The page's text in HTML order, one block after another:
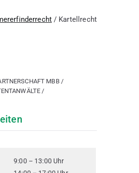
Kartellrecht
MBB /
/
9:00 – 13:00 Uhr